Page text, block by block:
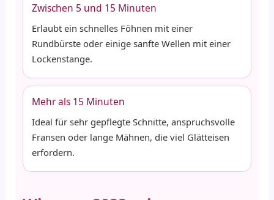
Zwischen 5 und 15 Minuten
Erlaubt ein schnelles Föhnen mit einer
Rundbürste oder einige sanfte Wellen mit einer
Lockenstange.
Mehr als 15 Minuten
Ideal für sehr gepflegte Schnitte, anspruchsvolle
Fransen oder lange Mähnen, die viel Glätteisen
erfordern.